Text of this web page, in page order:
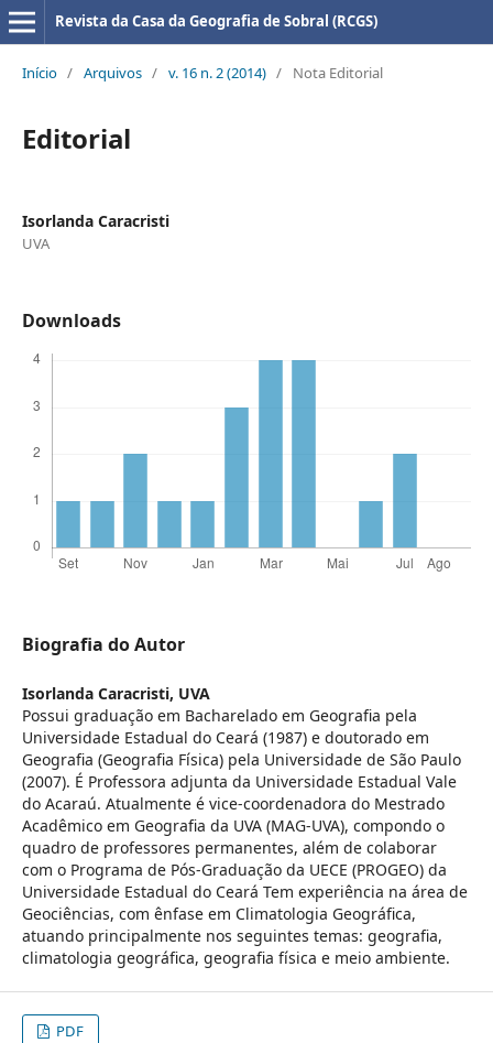
Revista da Casa da Geografia de Sobral (RCGS)
Início / Arquivos / v. 16 n. 2 (2014) / Nota Editorial
Editorial
Isorlanda Caracristi
UVA
Downloads
Biografia do Autor
Isorlanda Caracristi, UVA
Possui graduação em Bacharelado em Geografia pela
Universidade Estadual do Ceará (1987) e doutorado em
Geografia (Geografia Física) pela Universidade de São Paulo
(2007). É Professora adjunta da Universidade Estadual Vale
do Acaraú. Atualmente é vice-coordenadora do Mestrado
Acadêmico em Geografia da UVA (MAG-UVA), compondo o
quadro de professores permanentes, além de colaborar
com o Programa de Pós-Graduação da UECE (PROGEO) da
Universidade Estadual do Ceará Tem experiência na área de
Geociências, com ênfase em Climatologia Geográfica,
atuando principalmente nos seguintes temas: geografia,
climatologia geográfica, geografia física e meio ambiente.
PDF